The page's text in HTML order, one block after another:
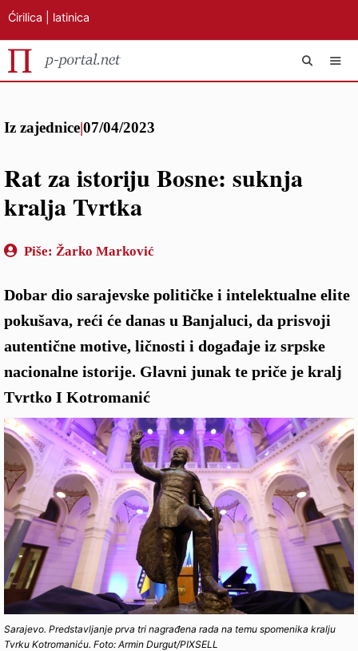
sadržaj
Ćirilica latinica
Iz zajednice|07/04/2023
Rat za istoriju Bosne: suknja
kralja Tvrtka
Piše: Žarko Marković
Dobar dio sarajevske političke i intelektualne elite
pokušava, reći će danas u Banjaluci, da prisvoji
autentične motive, ličnosti i događaje iz srpske
nacionalne istorije. Glavni junak te priče je kralj
Tvrtko I Kotromanić
Sarajevo. Predstavljanje prva tri nagrađena rada na temu spomenika kralju
Tvrku Kotromaniću. Foto: Armin Durgut/PIXSELL